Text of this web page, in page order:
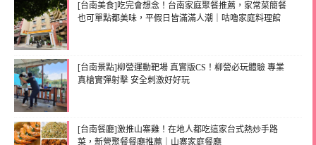
[台南美食]吃完會想念！台南家庭聚餐推薦，家常菜簡餐
也可單點都美味，平假日皆滿滿人潮｜咕嚕家庭料理館
[台南景點]柳營運動靶場 真實版CS！柳營必玩體驗 專業
真槍實彈射擊 安全刺激好好玩
[台南餐廳]激推山寨雞！在地人都吃這家台式熱炒手路
菜，新營聚餐餐廳推薦｜山寨家庭餐廳